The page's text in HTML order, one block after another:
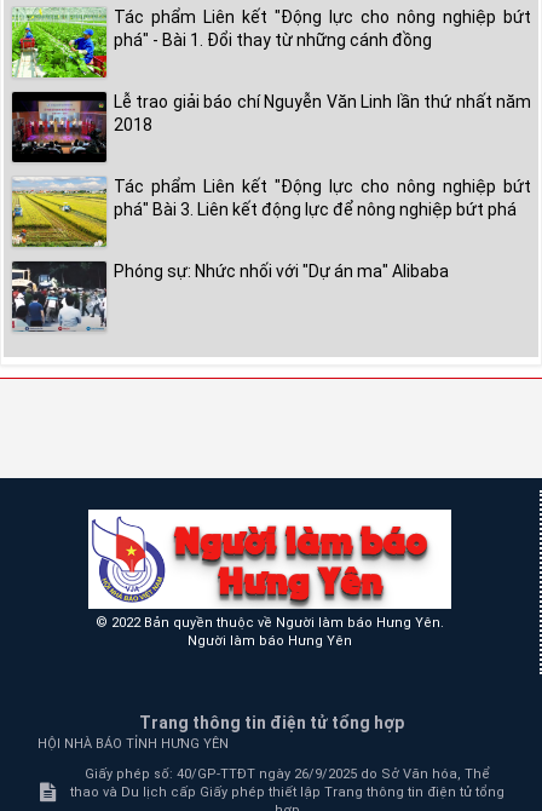
Tác phẩm Liên kết "Động lực cho nông nghiệp bứt
phá" - Bài 1. Đổi thay từ những cánh đồng
Lễ trao giải báo chí Nguyễn Văn Linh lần thứ nhất năm
2018
Tác phẩm Liên kết "Động lực cho nông nghiệp bứt
phá" Bài 3. Liên kết động lực để nông nghiệp bứt phá
Phóng sự: Nhức nhối với "Dự án ma" Alibaba
© 2022 Bản quyền thuộc về Người làm báo Hưng Yên.
Người làm báo Hưng Yên
Trang thông tin điện tử tổng hợp
HỘI NHÀ BÁO TỈNH HƯNG YÊN
Giấy phép số: 40/GP-TTĐT ngày 26/9/2025 do Sở Văn hóa, Thể
thao và Du lịch cấp Giấy phép thiết lập Trang thông tin điện tử tổng